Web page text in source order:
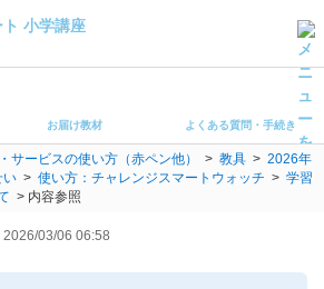
続き
学講座 トップ
種お手続き
お届け教材 よくある質問・手続き
サービスの使い方（赤ペン他） > 教具 > 2026年
い > 使い方：チャレンジスマートウォッチ > 学習
> 内容参照
2026/03/06 06:58